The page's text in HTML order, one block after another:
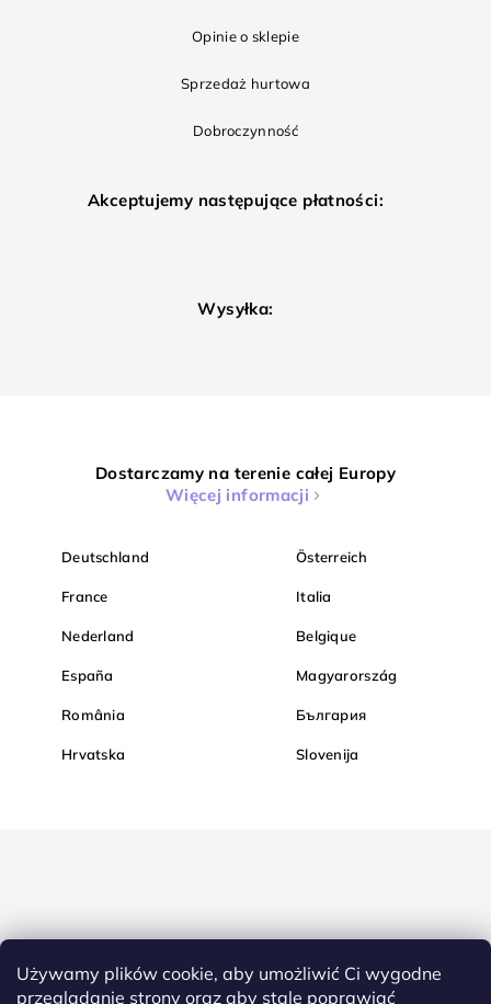
Używamy plików cookie, aby umożliwić Ci wygodne
przeglądanie strony oraz aby stale poprawiać
Opinie o sklepie
Sprzedaż hurtowa
Dobroczynność
Akceptujemy następujące płatności:
Wysyłka:
Dostarczamy na terenie całej Europy
Więcej informacji
Deutschland Österreich
France Italia
Nederland Belgique
España Magyarország
România България
Hrvatska Slovenija